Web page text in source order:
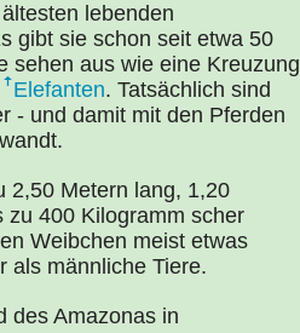
lebenden
gibt sie schon seit etwa 50
sehen aus wie eine Kreuzung
Elefanten. Tatsächlich sind
- und damit mit den Pferden
2,50 Metern lang, 1,20
zu 400 Kilogramm scher
Weibchen meist etwas
als männliche Tiere.
des Amazonas in